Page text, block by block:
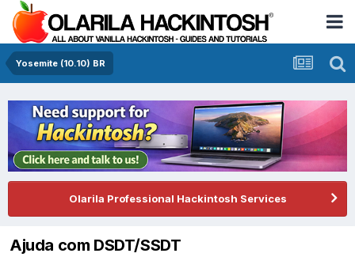
Yosemite (10.10) BR
Olarila Professional Hackintosh Services
Ajuda com DSDT/SSDT